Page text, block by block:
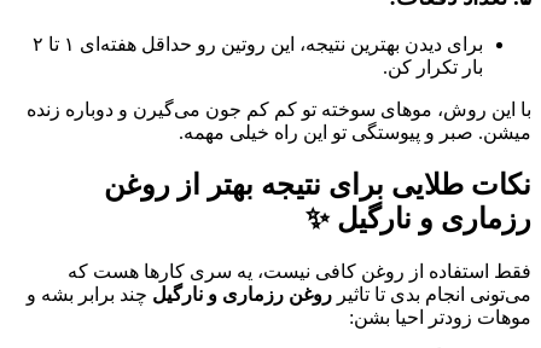
برای دیدن بهترین نتیجه، این روتین رو حداقل هفته‌ای ۱ تا ۲
بار تکرار کن.
با این روش، موهای سوخته تو کم کم جون می‌گیرن و دوباره زنده
میشن. صبر و پیوستگی تو این راه خیلی مهمه.
نکات طلایی برای نتیجه بهتر از روغن
رزماری و نارگیل ✨
فقط استفاده از روغن کافی نیست، یه سری کارها هست که
می‌تونی انجام بدی تا تاثیر روغن رزماری و نارگیل چند برابر بشه و
موهات زودتر احیا بشن: